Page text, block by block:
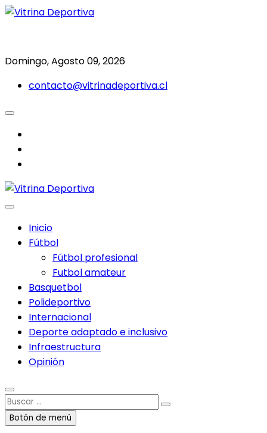
Saltar
Domingo, Agosto 09, 2026
contacto@vitrinadeportiva.cl
Inicio
Fútbol
Fútbol profesional
Futbol amateur
Basquetbol
Polideportivo
Internacional
Deporte adaptado e inclusivo
Infraestructura
Opinión
Buscar
…Botón de menú